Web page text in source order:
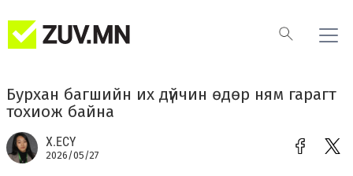
Бурхан багшийн их дүйчин өдөр ням гарагт
тохиож байна
Х.ЕСҮ
2026/05/27